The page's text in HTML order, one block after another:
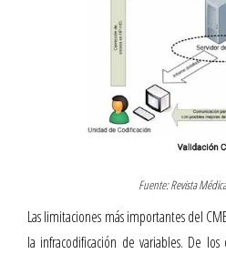
Fuente: Revista
Las limitaciones más importantes del
la infracodificación de variables. De los